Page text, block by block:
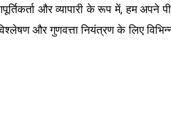
और व्यापारी के रूप में, हम
और गुणवत्ता नियंत्रण के लिए